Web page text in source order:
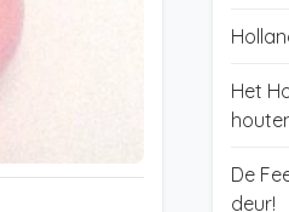
Het
De
deur!